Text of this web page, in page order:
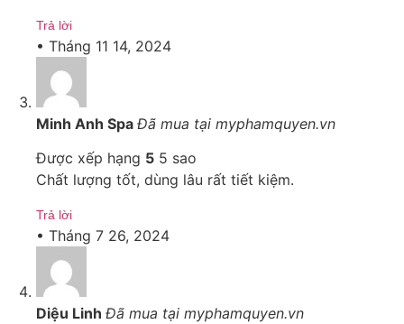
Trả lời
• Tháng 11 14, 2024
Minh Anh Spa Đã mua tại myphamquyen.vn
Được xếp hạng 5 5 sao
Chất lượng tốt, dùng lâu rất tiết kiệm.
Trả lời
• Tháng 7 26, 2024
Diệu Linh Đã mua tại myphamquyen.vn